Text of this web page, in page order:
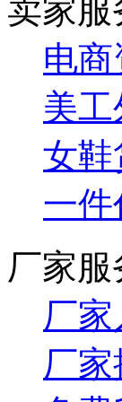
卖家服
电
美
女鞋
一件
厂家服
厂家
厂